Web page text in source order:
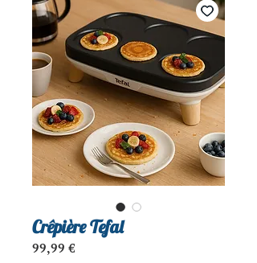
Crêpière Tefal
99,99 €